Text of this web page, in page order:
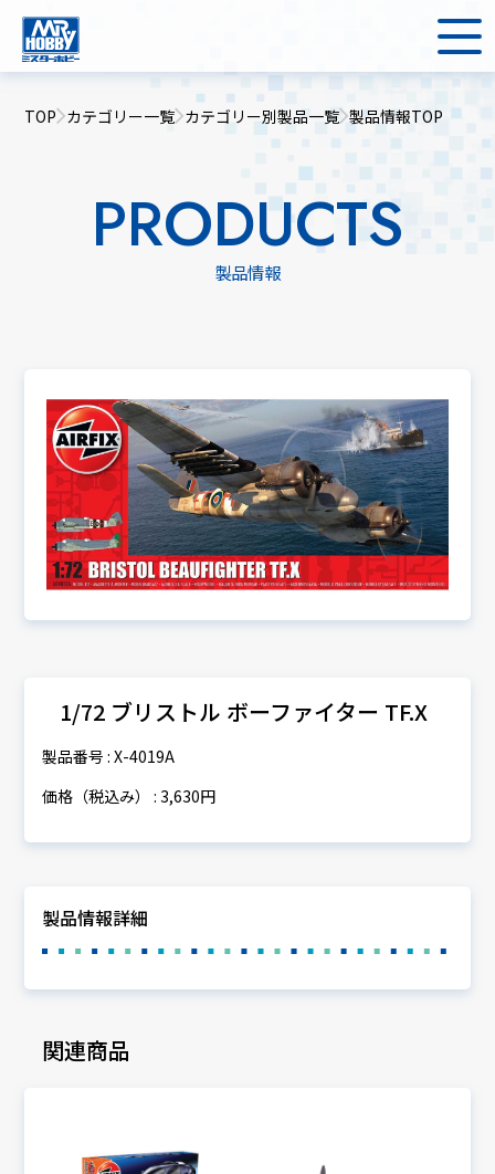
TOP カテゴリー一覧 カテゴリー別製品一覧 製品情報TOP
PRODUCTS
製品情報
1/72 ブリストル ボーファイター TF.X
製品番号 : X-4019A
価格（税込み） : 3,630円
製品情報詳細
関連商品